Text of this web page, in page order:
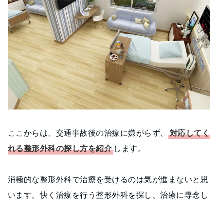
ここからは、交通事故後の治療に嫌がらず、
対応してく
れる整形外科の探し方を紹介 します。
消極的な整形外科で治療を受けるのは気が進まないと思
います。快く治療を行う整形外科を探し、治療に専念し